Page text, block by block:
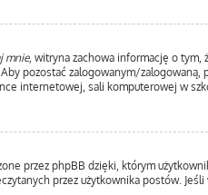
mnie, witryna zachowa informację o tym,
pozostać zalogowanym/zalogowaną,
internetowej, sali komputerowej w
przez phpBB dzięki, którym
przez użytkownika postów.